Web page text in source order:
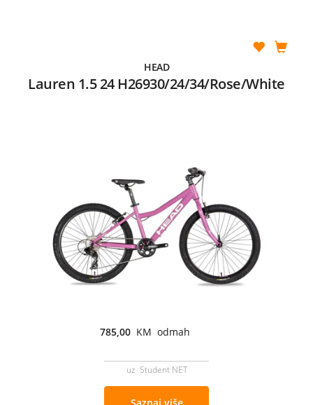
HEAD
Lauren 1.5 24 H26930/24/34/Rose/White
785,00 KM odmah
uz Student NET